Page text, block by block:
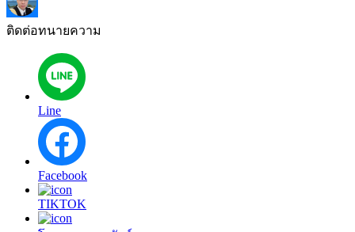
ติดต่อทนายความ
Line
Facebook
TIKTOK